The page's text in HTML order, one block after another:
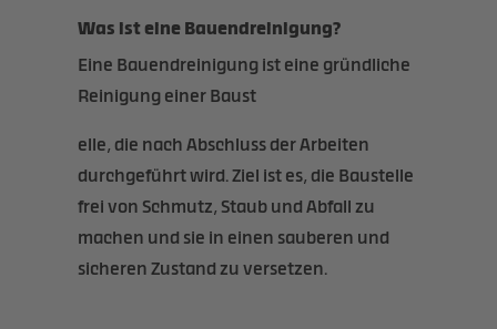
Was ist eine Bauendreinigung?
Eine Bauendreinigung ist eine gründliche
Reinigung einer Baust
elle, die nach Abschluss der Arbeiten
durchgeführt wird. Ziel ist es, die Baustelle
frei von Schmutz, Staub und Abfall zu
machen und sie in einen sauberen und
sicheren Zustand zu versetzen.